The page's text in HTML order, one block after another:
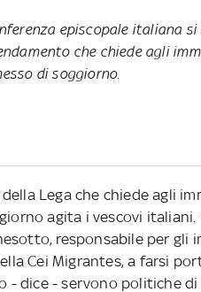
episcopale italiana
che chiede agli
di soggiorno.
Lega che chiede agli
agita i vescovi italiani.
responsabile per gli
Cei Migrantes, a farsi
- dice - servono politiche